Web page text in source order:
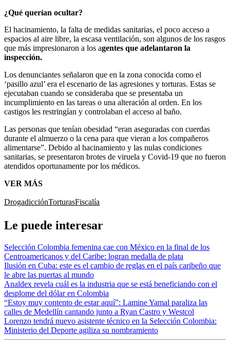
¿Qué querían ocultar?
El hacinamiento, la falta de medidas sanitarias, el poco acceso a
espacios al aire libre, la escasa ventilación, son algunos de los rasgos
que más impresionaron a los agentes que adelantaron la
inspección.
Los denunciantes señalaron que en la zona conocida como el
‘pasillo azul’ era el escenario de las agresiones y torturas. Estas se
ejecutaban cuando se consideraba que se presentaba un
incumplimiento en las tareas o una alteración al orden. En los
castigos les restringían y controlaban el acceso al baño.
Las personas que tenían obesidad “eran aseguradas con cuerdas
durante el almuerzo o la cena para que vieran a los compañeros
alimentarse”. Debido al hacinamiento y las nulas condiciones
sanitarias, se presentaron brotes de viruela y Covid-19 que no fueron
atendidos oportunamente por los médicos.
VER MÁS
DrogadicciónTorturasFiscalía
Le puede interesar
Selección Colombia femenina cae con México en la final de los
Centroamericanos y del Caribe: logran medalla de plata
Ilusión en Cuba: este es el cambio de reglas en el país caribeño que
le abre las puertas al mundo
Analdex revela cuál es la industria que se está beneficiando con el
desplome del dólar en Colombia
“Estoy muy contento de estar aquí”: Lamine Yamal paraliza las
calles de Medellín cantando junto a Ryan Castro y Westcol
Lorenzo tendrá nuevo asistente técnico en la Selección Colombia:
Ministerio del Deporte agiliza su nombramiento